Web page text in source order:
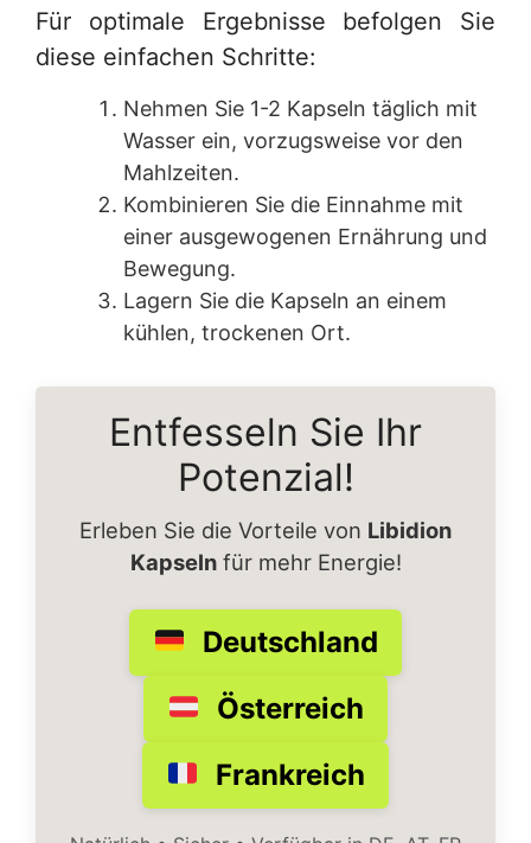
Für optimale Ergebnisse befolgen Sie
diese einfachen Schritte:
Nehmen Sie 1-2 Kapseln täglich mit
Wasser ein, vorzugsweise vor den
Mahlzeiten.
Kombinieren Sie die Einnahme mit
einer ausgewogenen Ernährung und
Bewegung.
Lagern Sie die Kapseln an einem
kühlen, trockenen Ort.
Entfesseln Sie Ihr
Potenzial!
Erleben Sie die Vorteile von Libidion
Kapselnfür mehr Energie!
Deutschland
Österreich
Frankreich